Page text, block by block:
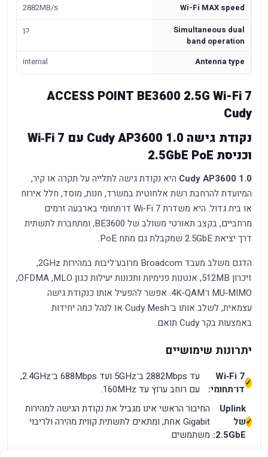
Wi-Fi MAX speed
2882MB/s
Simultaneous dual
band operation
כן
Antenna type
internal
ACCESS POINT BE3600 2.5G Wi-Fi 7
Cudy
נקודת גישה Cudy AP3600 1.0 עם Wi‑Fi 7
וכניסת 2.5GbE PoE
Cudy AP3600 1.0 היא נקודת גישה לתלייה על תקרה או קיר,
המיועדת להרחבת רשת אלחוטית במשרד, חנות, מוסד, חלל אירוח
או בית גדול. היא משדרת Wi‑Fi 7 דו־תחומי בארבעה זרמים
מרחביים, בקצב תאורטי משולב של BE3600, ומתחברת לתשתית
דרך יציאת 2.5GbE שמקבלת גם מתח PoE.
הדגם משלב מעבד Broadcom מרובע־ליבות במהירות 2GHz,
זיכרון 512MB, אנטנות פנימיות ותכונות יעילות כגון MLO,‏ OFDMA,‏
MU‑MIMO ו־4K‑QAM. אפשר להפעיל אותו כנקודת גישה
עצמאית, לשלב אותו ב־Cudy Mesh או לנהל כמה יחידות
באמצעות בקר Cudy תואם.
יתרונות שימושיים
Wi‑Fi 7
דו־תחומי:
עד 2882Mbps ב־5GHz ועד 688Mbps ב־2.4GHz,
עם רוחב ערוץ עד 160MHz.
Uplink
של
2.5GbE:
החיבור הראשי אינו מגביל את נקודת הגישה למהירות
Gigabit אחת, ומתאים לתשתית קווית מהירה ולריבוי
משתמשים.